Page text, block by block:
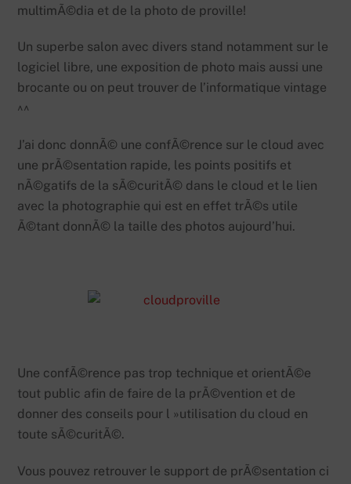
multimÃ©dia et de la photo de proville!
Un superbe salon avec divers stand notamment sur le
logiciel libre, une exposition de photo mais aussi une
brocante ou on peut trouver de l’informatique vintage
^^
J’ai donc donnÃ© une confÃ©rence sur le cloud avec
une prÃ©sentation rapide, les points positifs et
nÃ©gatifs de la sÃ©curitÃ© dans le cloud et le lien
avec la photographie qui est en effet trÃ©s utile
Ã©tant donnÃ© la taille des photos aujourd’hui.
Une confÃ©rence pas trop technique et orientÃ©e
tout public afin de faire de la prÃ©vention et de
donner des conseils pour l »utilisation du cloud en
toute sÃ©curitÃ©.
Vous pouvez retrouver le support de prÃ©sentation ci